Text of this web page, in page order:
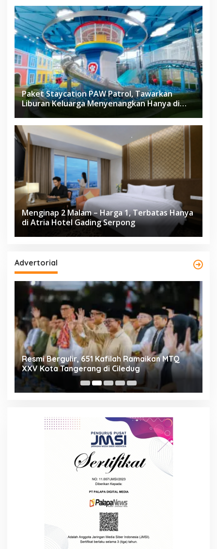
Paket Staycation PAW Patrol, Tawarkan
Liburan Keluarga Menyenangkan Hanya di
Herloom Hotel BSD
Menginap 2 Malam – Harga 1, Terbatas Hanya
di Atria Hotel Gading Serpong
Advertorial
Resmi Bergulir, 651 Kafilah Ramaikan MTQ
XXV Kota Tangerang di Ciledug